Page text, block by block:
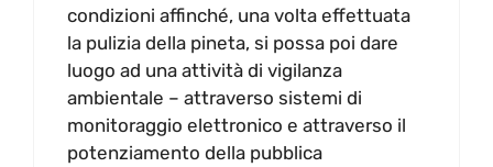
condizioni affinché, una volta effettuata
la pulizia della pineta, si possa poi dare
luogo ad una attività di vigilanza
ambientale – attraverso sistemi di
monitoraggio elettronico e attraverso il
potenziamento della pubblica